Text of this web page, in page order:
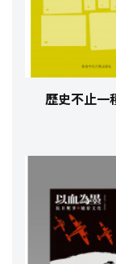
歷史不止一